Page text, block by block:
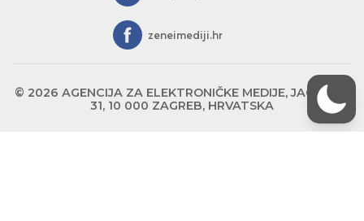
zeneimediji.hr
© 2026 AGENCIJA ZA ELEKTRONIČKE MEDIJE, JAGIĆEVA
31, 10 000 ZAGREB, HRVATSKA